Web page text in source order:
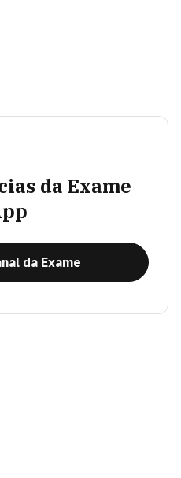
da Exame
da Exame